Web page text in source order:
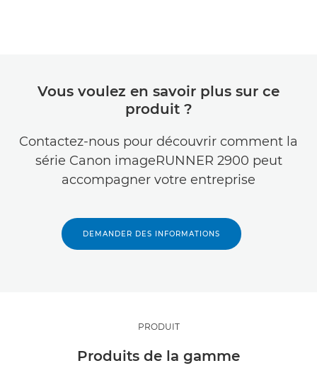
Vous voulez en savoir plus sur ce
produit ?
Contactez-nous pour découvrir comment la
série Canon imageRUNNER 2900 peut
accompagner votre entreprise
DEMANDER DES INFORMATIONS
PRODUIT
Produits de la gamme